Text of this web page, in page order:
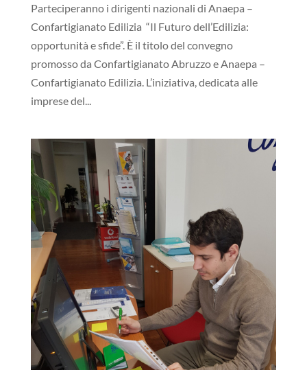
Parteciperanno i dirigenti nazionali di Anaepa –
Confartigianato Edilizia “Il Futuro dell’Edilizia:
opportunità e sfide”. È il titolo del convegno
promosso da Confartigianato Abruzzo e Anaepa –
Confartigianato Edilizia. L’iniziativa, dedicata alle
imprese del...